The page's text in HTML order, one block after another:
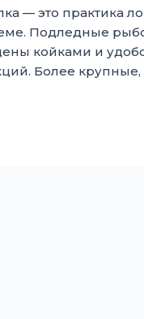
— это практика
Подледные
койками и
Более